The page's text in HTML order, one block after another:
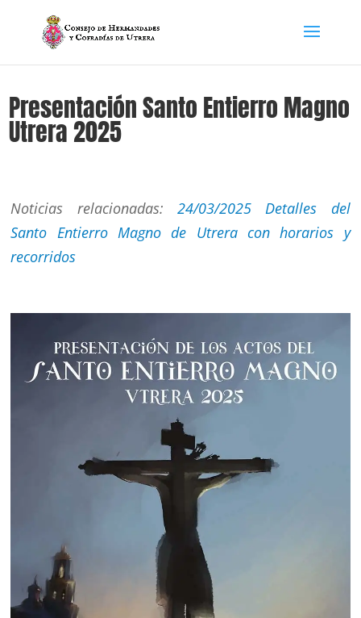
Presentación Santo Entierro Magno
Utrera 2025
Noticias relacionadas: 24/03/2025 Detalles del
Santo Entierro Magno de Utrera con horarios y
recorridos